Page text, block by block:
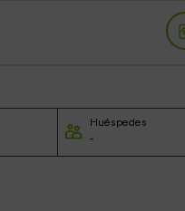
Huéspedes